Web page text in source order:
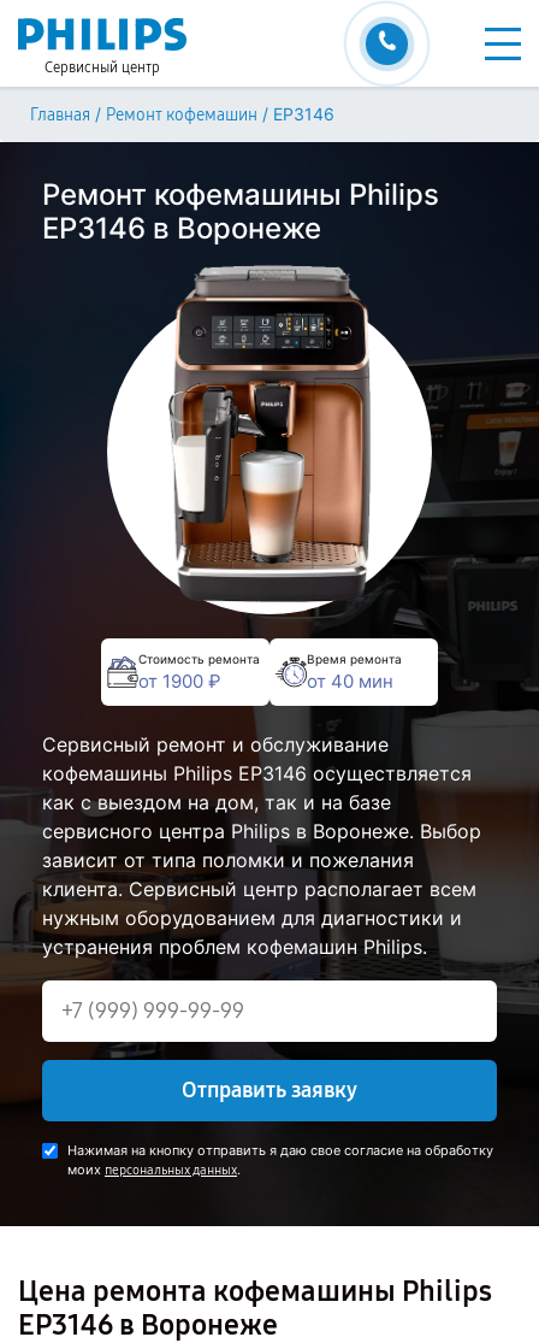
Сервисный центр
Главная / Ремонт кофемашин / EP3146
Ремонт кофемашины Philips
EP3146 в Воронеже
Стоимость ремонта
от 1900 ₽
Время ремонта
от 40 мин
Сервисный ремонт и обслуживание
кофемашины Philips EP3146 осуществляется
как с выездом на дом, так и на базе
сервисного центра Philips в Воронеже. Выбор
зависит от типа поломки и пожелания
клиента. Сервисный центр располагает всем
нужным оборудованием для диагностики и
устранения проблем кофемашин Philips.
Отправить заявку
Нажимая на кнопку отправить я даю свое согласие на обработку
моих персональных данных.
Цена ремонта кофемашины Philips
EP3146 в Воронеже